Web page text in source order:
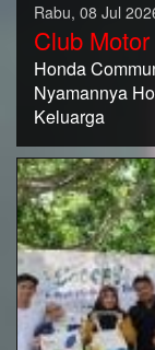
Rabu, 08 Jul
Club
Honda
Nyamannya
Keluarga